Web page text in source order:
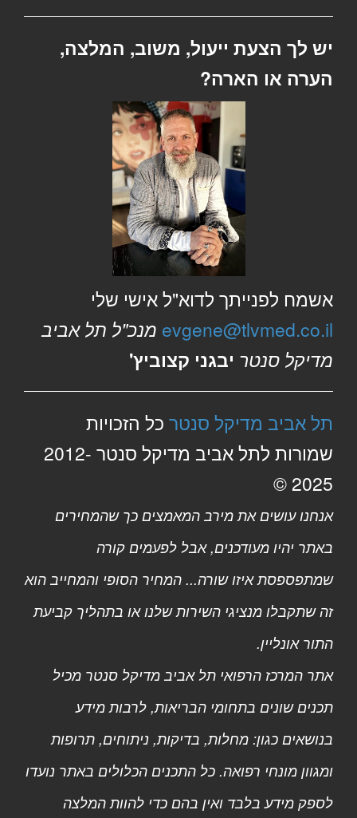
יש לך הצעת ייעול, משוב, המלצה,
הערה או הארה?
אשמח לפנייתך לדוא"ל אישי שלי
evgene@tlvmed.co.il מנכ"ל תל אביב
מדיקל סנטר יבגני קצוביץ'
תל אביב מדיקל סנטר כל הזכויות
שמורות לתל אביב מדיקל סנטר 2012-
2025 ©
אנחנו עושים את מירב המאמצים כך שהמחירים
באתר יהיו מעודכנים, אבל לפעמים קורה
שמתפספסת איזו שורה... המחיר הסופי והמחייב הוא
זה שתקבלו מנציגי השירות שלנו או בתהליך קביעת
התור אונליין.
אתר המרכז הרפואי תל אביב מדיקל סנטר מכיל
תכנים שונים בתחומי הבריאות, לרבות מידע
בנושאים כגון: מחלות, בדיקות, ניתוחים, תרופות
ומגוון מונחי רפואה. כל התכנים הכלולים באתר נועדו
לספק מידע בלבד ואין בהם כדי להוות המלצה